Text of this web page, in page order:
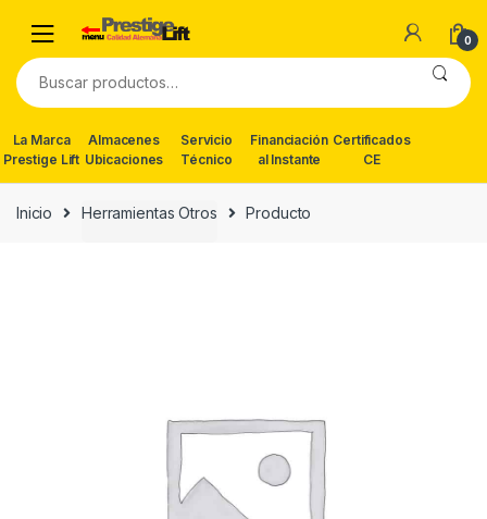
navigation
content
0
Buscar
por:
La Marca
Prestige Lift
Almacenes
Ubicaciones
Servicio
Técnico
Financiación
al Instante
Certificados
CE
Inicio Herramientas Otros Producto